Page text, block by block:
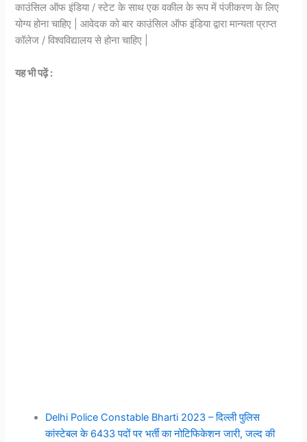
काउंसिल ऑफ इंडिया / स्टेट के साथ एक वकील के रूप में पंजीकरण के लिए
योग्य होना चाहिए | आवेदक को बार काउंसिल ऑफ इंडिया द्वारा मान्यता प्राप्त
कॉलेज / विश्वविद्यालय से होना चाहिए |
यह भी पढ़ें :
Delhi Police Constable Bharti 2023 – दिल्ली पुलिस
कांस्टेबल के 6433 पदों पर भर्ती का नोटिफिकेशन जारी, जल्द की